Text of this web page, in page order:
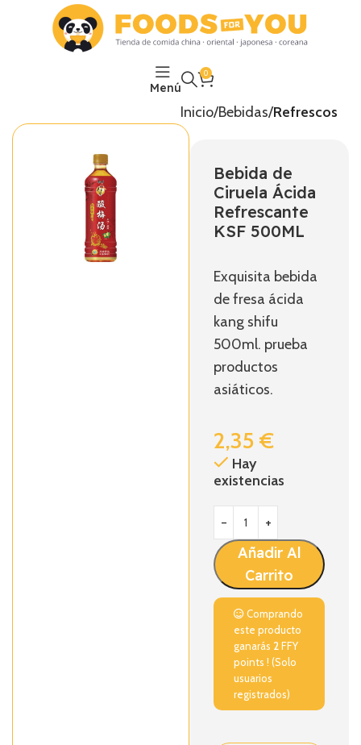
Menú
0
Inicio Bebidas Refrescos
Bebida de
Ciruela Ácida
Refrescante
KSF 500ML
Exquisita bebida
de fresa ácida
kang shifu
500ml. prueba
productos
asiáticos.
2,35€
Hay
existencias
Añadir Al
Carrito
Comprando
este producto
ganarás 2FFY
points ! (Solo
usuarios
registrados)